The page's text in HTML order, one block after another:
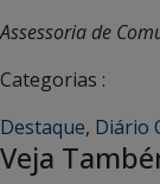
Assessoria de
Categorias :
Destaque, Diário
Veja